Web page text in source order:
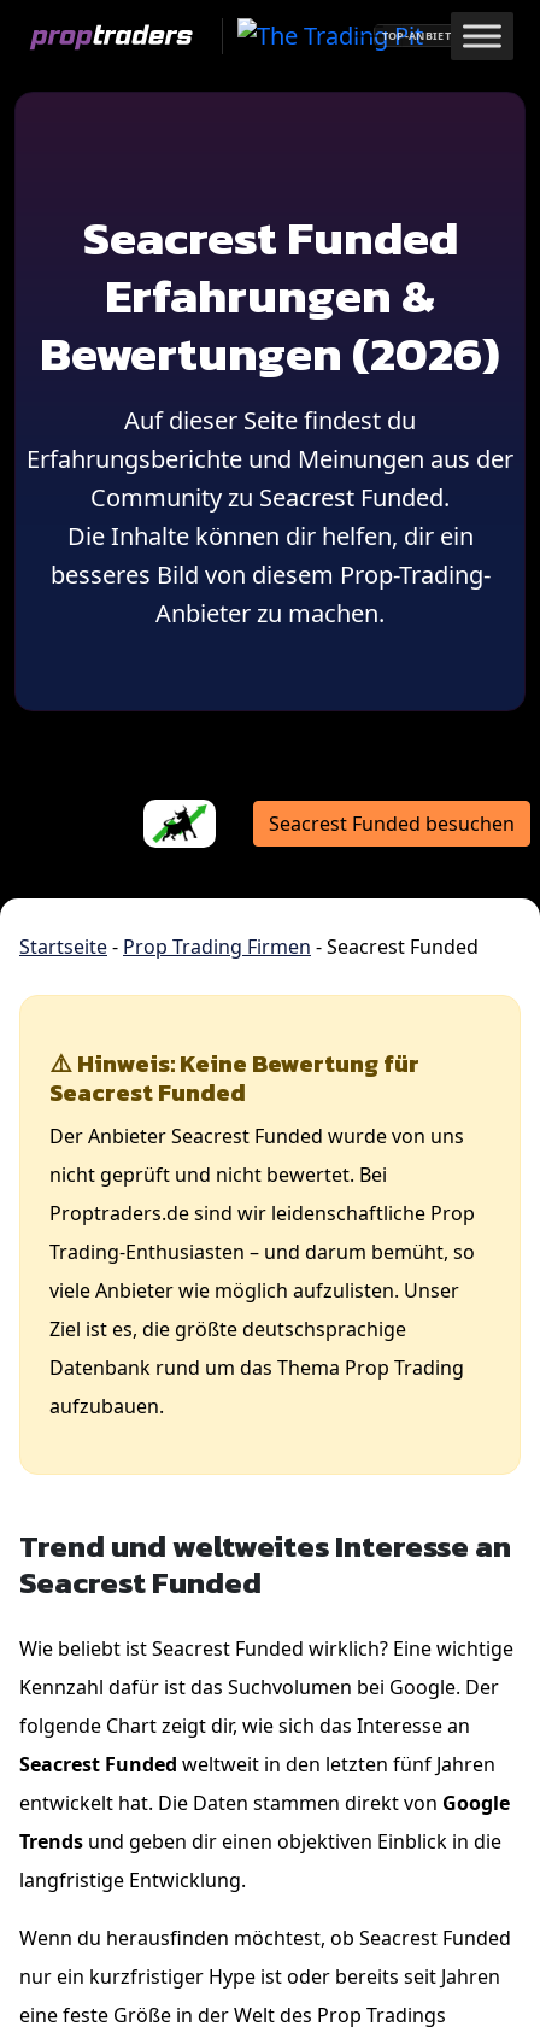
TOP-ANBIETER
Seacrest Funded
Erfahrungen &
Bewertungen (2026)
Auf dieser Seite findest du
Erfahrungsberichte und Meinungen aus der
Community zu Seacrest Funded.
Die Inhalte können dir helfen, dir ein
besseres Bild von diesem Prop-Trading-
Anbieter zu machen.
Seacrest Funded besuchen
Startseite- Prop Trading Firmen -Seacrest Funded
⚠️ Hinweis: Keine Bewertung für
Seacrest Funded
Der Anbieter Seacrest Funded wurde von uns
nicht geprüft und nicht bewertet. Bei
Proptraders.de sind wir leidenschaftliche Prop
Trading-Enthusiasten – und darum bemüht, so
viele Anbieter wie möglich aufzulisten. Unser
Ziel ist es, die größte deutschsprachige
Datenbank rund um das Thema Prop Trading
aufzubauen.
Trend und weltweites Interesse an
Seacrest Funded
Wie beliebt ist Seacrest Funded wirklich? Eine wichtige
Kennzahl dafür ist das Suchvolumen bei Google. Der
folgende Chart zeigt dir, wie sich das Interesse an
Seacrest Funded weltweit in den letzten fünf Jahren
entwickelt hat. Die Daten stammen direkt von Google
Trends und geben dir einen objektiven Einblick in die
langfristige Entwicklung.
Wenn du herausfinden möchtest, ob Seacrest Funded
nur ein kurzfristiger Hype ist oder bereits seit Jahren
eine feste Größe in der Welt des Prop Tradings